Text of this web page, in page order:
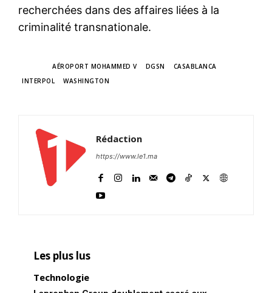
recherchées dans des affaires liées à la
criminalité transnationale.
AÉROPORT MOHAMMED V DGSN
CASABLANCA
INTERPOL
WASHINGTON
Rédaction
https://www.le1.ma
Les plus lus
Technologie